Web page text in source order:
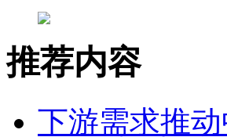
推荐内容
下游需求推